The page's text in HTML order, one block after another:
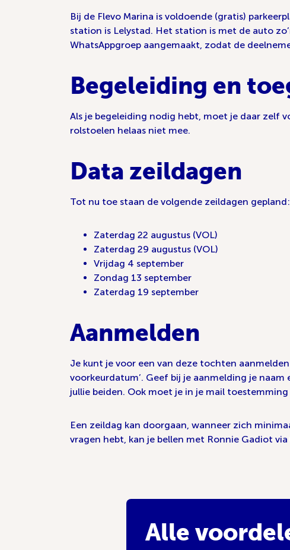
Bij de Flevo Marina is voldoende (gratis)
station is Lelystad. Het station is met de auto
WhatsAppgroep aangemaakt, zodat de
Begeleiding en
Als je begeleiding nodig hebt, moet je daar zelf
rolstoelen helaas niet mee.
Data zeildagen
Tot nu toe staan de volgende zeildagen gepland:
Zaterdag 22 augustus (VOL)
Zaterdag 29 augustus (VOL)
Vrijdag 4 september
Zondag 13 september
Zaterdag 19 september
Aanmelden
Je kunt je voor een van deze tochten
voorkeurdatum’. Geef bij je aanmelding je
jullie beiden. Ook moet je in je mail
Een zeildag kan doorgaan, wanneer zich
vragen hebt, kan je bellen met Ronnie Gadiot
Alle